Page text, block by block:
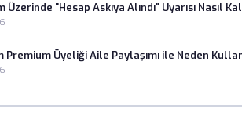
Üzerinde "Hesap Askıya Alındı" Uyarısı Nasıl
Üyeliği Aile Paylaşımı ile Neden